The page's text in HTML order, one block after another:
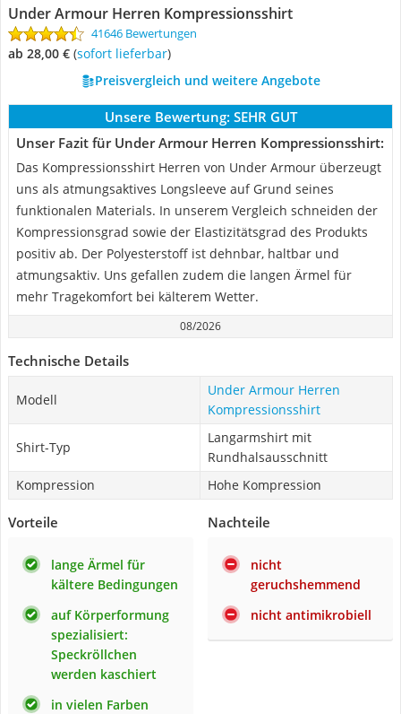
Under Armour Herren Kompressionsshirt
41646 Bewertungen
ab 28,00 € ( Sofort lieferbar)
Preisvergleich und weitere Angebote
Unsere Bewertung: SEHR GUT
Unser Fazit für Under Armour Herren Kompressionsshirt:
Das Kompressionsshirt Herren von Under Armour überzeugt
uns als atmungsaktives Longsleeve auf Grund seines
funktionalen Materials. In unserem Vergleich schneiden der
Kompressionsgrad sowie der Elastizitätsgrad des Produkts
positiv ab. Der Polyesterstoff ist dehnbar, haltbar und
atmungsaktiv. Uns gefallen zudem die langen Ärmel für
mehr Tragekomfort bei kälterem Wetter.
08/2026
Technische Details
Modell
Under Armour Herren
Kompressionsshirt
Shirt-Typ
Langarmshirt mit
Rundhalsausschnitt
Kompression
Hohe Kompression
Vorteile
lange Ärmel für
kältere Bedingungen
auf Körperformung
spezialisiert:
Speckröllchen
werden kaschiert
in vielen Farben
Nachteile
nicht
geruchshemmend
nicht antimikrobiell